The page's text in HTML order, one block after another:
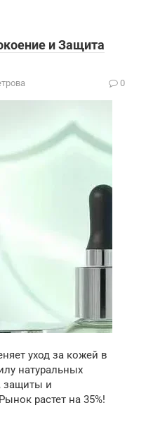
и Защита
0
уход за кожей в
натуральных
защиты и
растет на 35%!